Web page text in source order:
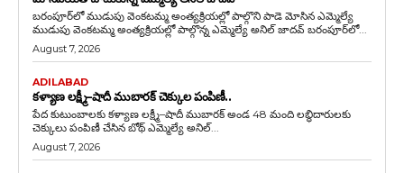
బరంపూర్‌లో ముడుపు వెంకటమ్మ అంత్యక్రియల్లో పాల్గొని పాడె మోసిన ఎమ్మెల్యే
ముడుపు వెంకటమ్మ అంత్యక్రియల్లో పాల్గొన్న ఎమ్మెల్యే అనిల్ జాదవ్ బరంపూర్‌లో...
August 7, 2026
ADILABAD
కళ్యాణ లక్ష్మీ–షాదీ ముబారక్ చెక్కుల పంపిణీ..
పేద కుటుంబాలకు కళ్యాణ లక్ష్మీ–షాదీ ముబారక్ అండ 48 మంది లబ్ధిదారులకు
చెక్కులు పంపిణీ చేసిన బోథ్ ఎమ్మెల్యే అనిల్...
August 7, 2026